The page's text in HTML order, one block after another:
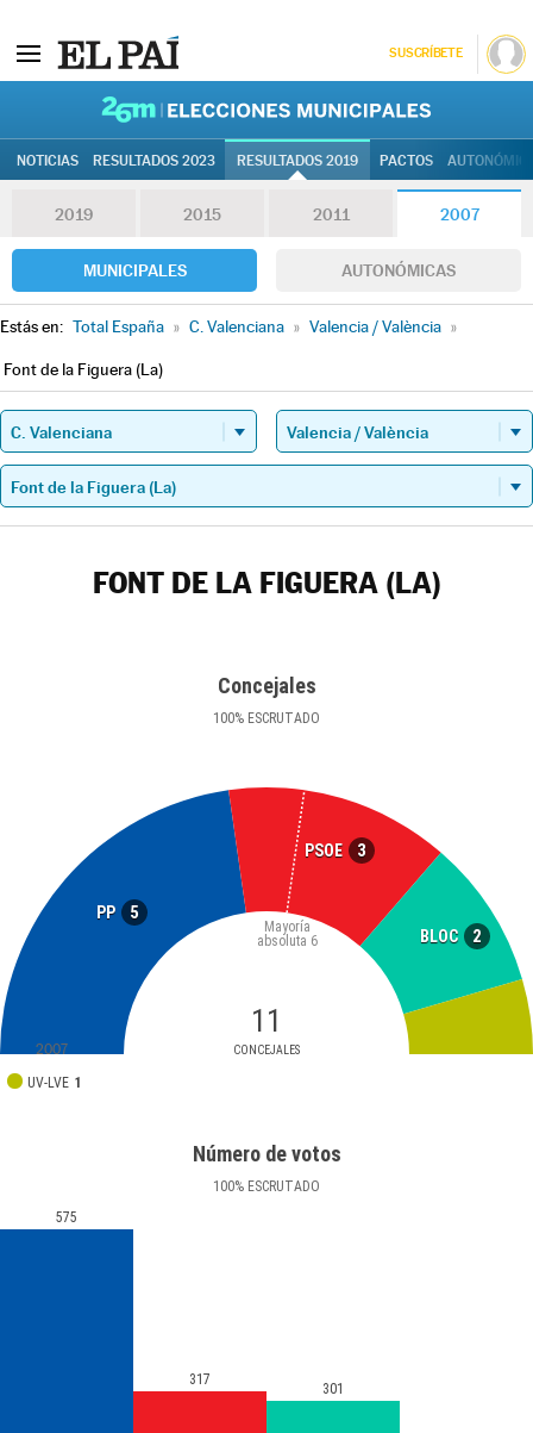
SUSCRÍBETE
NOTICIAS RESULTADOS 2023 RESULTADOS 2019 PACTOS
2019 2015 2011 2007
MUNICIPALES AUTONÓMICAS
Estás en: Total España » C. Valenciana » Valencia / València »
Font de la Figuera (La)
FONT DE LA FIGUERA (LA)
Concejales
100% ESCRUTADO
PP 5
PSOE 3
BLOC 2
11
CONCEJALES
Mayoría
absoluta 6
UV-LVE 1
2007
Número de votos
100% ESCRUTADO
575
317
301